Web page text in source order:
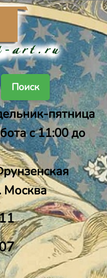
Поиск
пятница
с 11:00 до
Москва